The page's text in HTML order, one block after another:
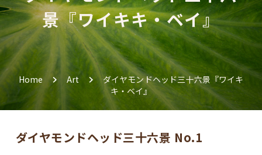
景『ワイキキ・ベイ』
Home Art
ダイヤモンドヘッド三十六景『ワイキ
キ・ベイ』
ダイヤモンドヘッド三十六景 No.1